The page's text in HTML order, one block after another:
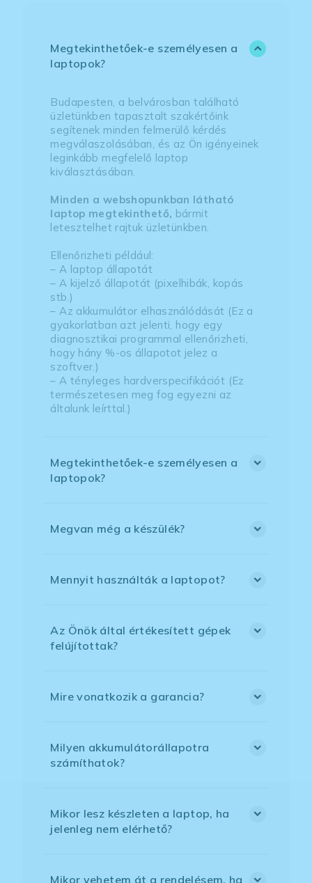
Megtekinthetőek-e személyesen a
laptopok?
Budapesten, a belvárosban található
üzletünkben tapasztalt szakértőink
segítenek minden felmerülő kérdés
megválaszolásában, és az Ön igényeinek
leginkább megfelelő laptop
kiválasztásában.
Minden a webshopunkban látható
laptop megtekinthető, bármit
letesztelhet rajtuk üzletünkben.
Ellenőrizheti például:
– A laptop állapotát
– A kijelző állapotát (pixelhibák, kopás
stb.)
– Az akkumulátor elhasználódását (Ez a
gyakorlatban azt jelenti, hogy egy
diagnosztikai programmal ellenőrizheti,
hogy hány %-os állapotot jelez a
szoftver.)
– A tényleges hardverspecifikációt (Ez
természetesen meg fog egyezni az
általunk leírttal.)
Megtekinthetőek-e személyesen a
laptopok?
Megvan még a készülék?
Mennyit használták a laptopot?
Az Önök által értékesített gépek
felújítottak?
Mire vonatkozik a garancia?
Milyen akkumulátorállapotra
számíthatok?
Mikor lesz készleten a laptop, ha
jelenleg nem elérhető?
Mikor vehetem át a rendelésem, ha